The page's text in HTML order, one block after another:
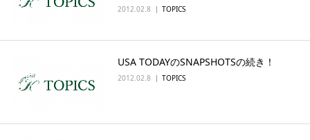
2012.02.8 TOPICS
USA TODAYのSNAPSHOTSの続き！
2012.02.8 TOPICS